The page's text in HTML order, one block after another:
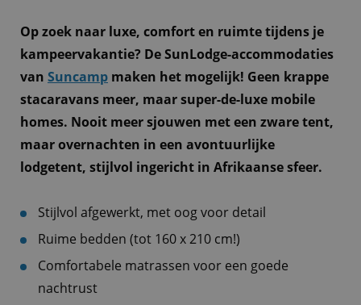
Op zoek naar luxe, comfort en ruimte tijdens je
kampeervakantie? De SunLodge-accommodaties
van Suncamp maken het mogelijk! Geen krappe
stacaravans meer, maar super-de-luxe mobile
homes. Nooit meer sjouwen met een zware tent,
maar overnachten in een avontuurlijke
lodgetent, stijlvol ingericht in Afrikaanse sfeer.
Stijlvol afgewerkt, met oog voor detail
Ruime bedden (tot 160 x 210 cm!)
Comfortabele matrassen voor een goede
nachtrust